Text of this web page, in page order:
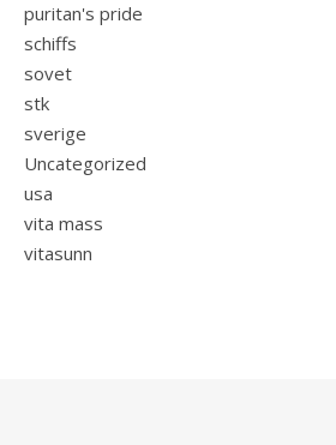
puritan's pride
schiffs
sovet
stk
sverige
Uncategorized
usa
vita mass
vitasunn